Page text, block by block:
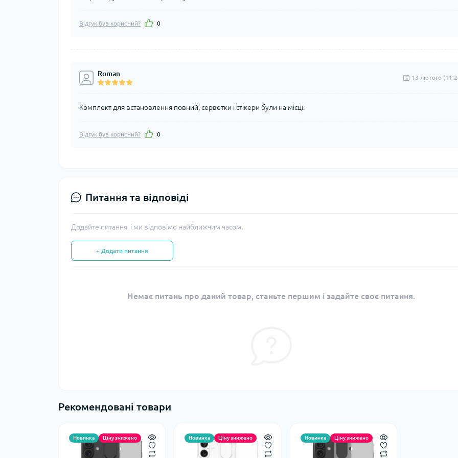
Відгук був корисний? 0
Roman 13 лютого
Комплект для встановлення повний, серветки і стікери були на місці.
Відгук був корисний? 0
Питання та відповіді
Додайте питання, і ми відповімо найближчим часом.
+ Додати питання
Немає питань про даний товар, станьте першим і задайте своє питання.
Рекомендовані товари
Новинка Ціну знижено Новинка Ціну знижено Новинка Ціну знижено